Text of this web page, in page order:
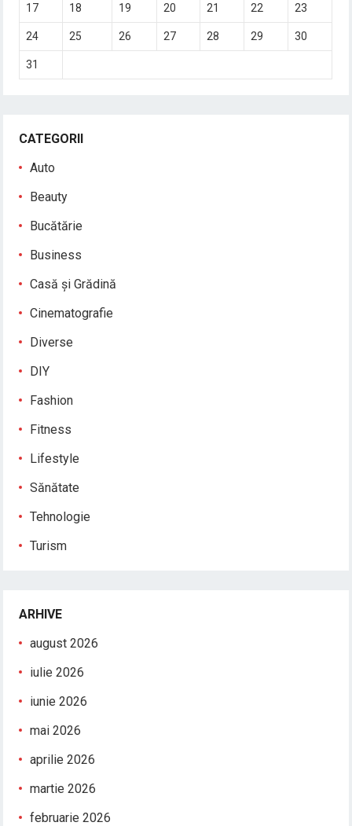
17 18 19 20 21 22 23
24 25 26 27 28 29 30
31
CATEGORII
Auto
Beauty
Bucătărie
Business
Casă și Grădină
Cinematografie
Diverse
DIY
Fashion
Fitness
Lifestyle
Sănătate
Tehnologie
Turism
ARHIVE
august 2026
iulie 2026
iunie 2026
mai 2026
aprilie 2026
martie 2026
februarie 2026